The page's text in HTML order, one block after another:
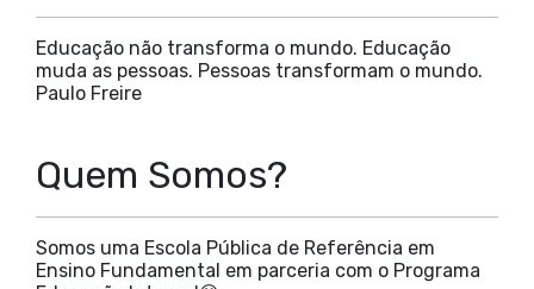
Educação não transforma o mundo. Educação
muda as pessoas. Pessoas transformam o mundo.
Paulo Freire
Quem Somos?
Somos uma Escola Pública de Referência em
Ensino Fundamental em parceria com o Programa